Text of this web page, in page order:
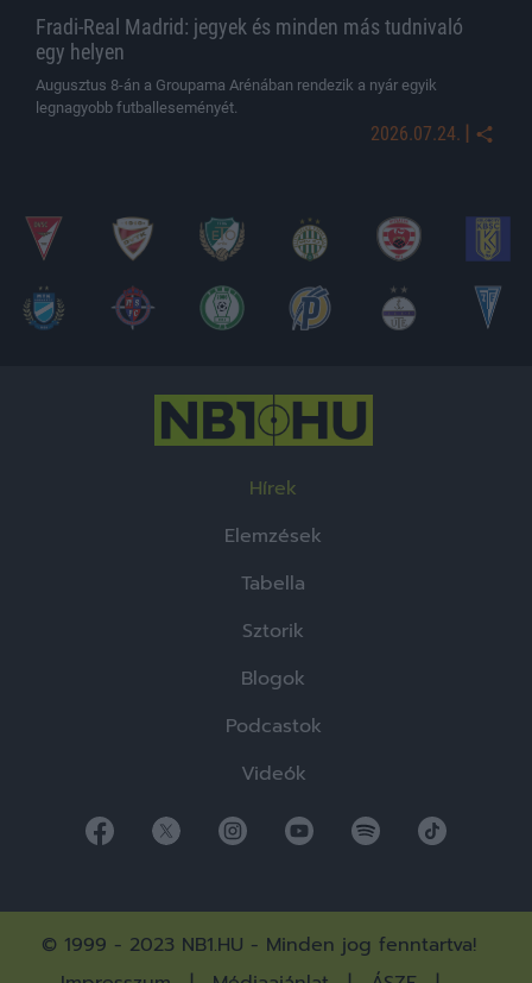
Fradi-Real Madrid: jegyek és minden más tudnivaló
egy helyen
Augusztus 8-án a Groupama Arénában rendezik a nyár egyik
legnagyobb futballeseményét.
2026.07.24. |
Hírek
Elemzések
Tabella
Sztorik
Blogok
Podcastok
Videók
© 1999 - 2023 NB1.HU - Minden jog fenntartva!